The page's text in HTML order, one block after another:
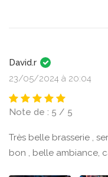
David.r
23/05/2024 à 20:04
Note de : 5 / 5
Très belle brasserie ,
bon , belle ambiance,